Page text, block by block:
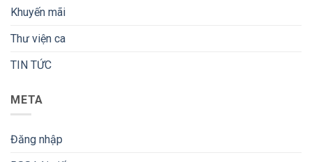
Khuyến mãi
Thư viện ca
TIN TỨC
META
Đăng nhập